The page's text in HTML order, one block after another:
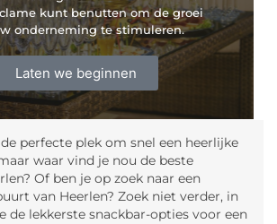
perfecte plek om snel een heerlijke
waar vind je nou de beste
Of ben je op zoek naar een
van Heerlen? Zoek niet verder, in
de lekkerste snackbar-opties voor een
kunt benutten om de groei
onderneming te stimuleren.
Laten we beginnen